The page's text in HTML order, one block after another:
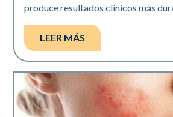
produce resultados clínicos más
LEER MÁS